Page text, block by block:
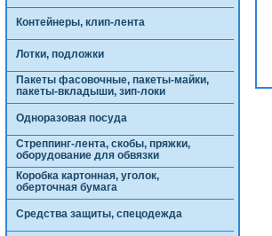
Контейнеры, клип-лента
Лотки, подложки
Пакеты фасовочные, пакеты-майки,
пакеты-вкладыши, зип-локи
Одноразовая посуда
Стреппинг-лента, скобы, пряжки,
оборудование для обвязки
Коробка картонная, уголок,
оберточная бумага
Средства защиты, спецодежда